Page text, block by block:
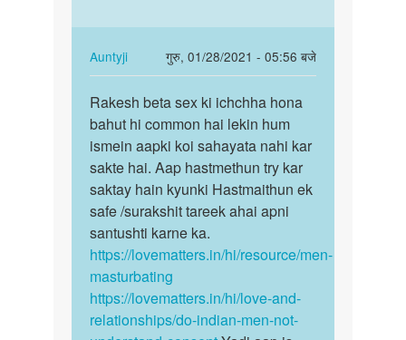
ichchha
bohot
hi…
by
Auntyji
chata
hu
Auntyji
गुरु, 01/28/2021 - 05:56 बजे
In
reply
to
Me
sex
karna
chata
hu
by
Rakesh
Rakesh
beta
sex
ki
ichchha…
Rakesh beta sex ki ichchha hona
bahut hi common hai lekin hum
ismein aapki koi sahayata nahi kar
sakte hai. Aap hastmethun try kar
saktay hain kyunki Hastmaithun ek
safe /surakshit tareek ahai apni
santushti karne ka.
https://lovematters.in/hi/resource/men-
masturbating
https://lovematters.in/hi/love-and-
relationships/do-indian-men-not-